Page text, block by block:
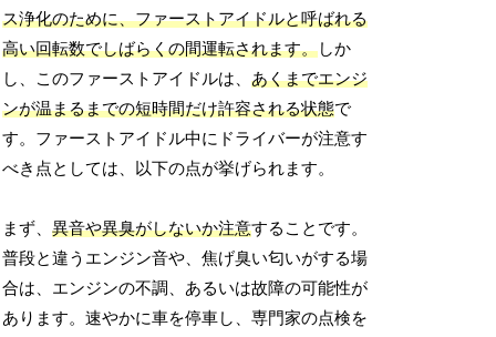
ス浄化のために、ファーストアイドルと呼ばれる
高い回転数でしばらくの間運転されます。しか
し、このファーストアイドルは、あくまでエンジ
ンが温まるまでの短時間だけ許容される状態で
す。ファーストアイドル中にドライバーが注意す
べき点としては、以下の点が挙げられます。
まず、異音や異臭がしないか注意することです。
普段と違うエンジン音や、焦げ臭い匂いがする場
合は、エンジンの不調、あるいは故障の可能性が
あります。速やかに車を停車し、専門家の点検を